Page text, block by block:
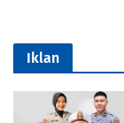
Iklan